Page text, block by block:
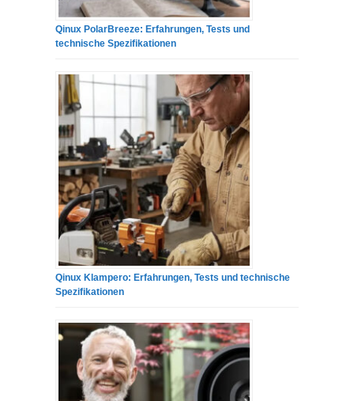
Qinux PolarBreeze: Erfahrungen, Tests und
technische Spezifikationen
Qinux Klampero: Erfahrungen, Tests und technische
Spezifikationen